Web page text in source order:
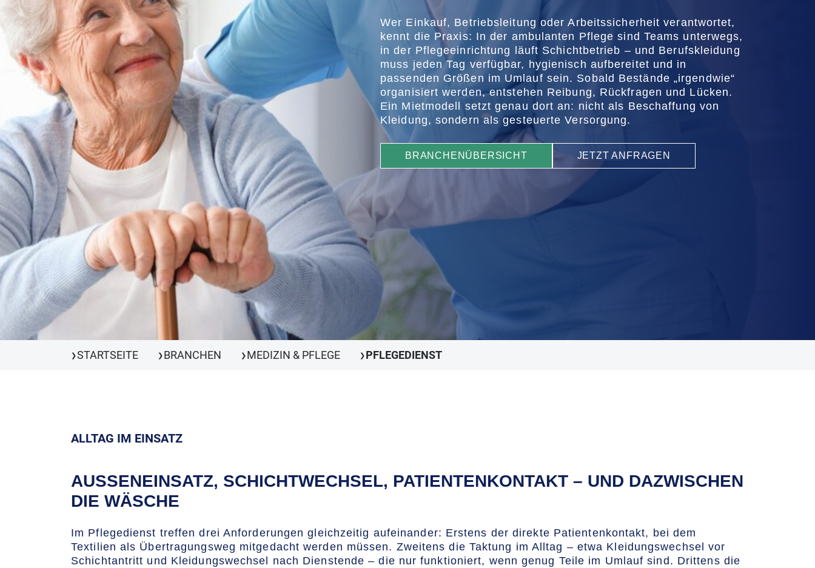
Wer Einkauf, Betriebsleitung oder Arbeitssicherheit verantwortet,
kennt die Praxis: In der ambulanten Pflege sind Teams unterwegs,
in der Pflegeeinrichtung läuft Schichtbetrieb – und Berufskleidung
muss jeden Tag verfügbar, hygienisch aufbereitet und in
passenden Größen im Umlauf sein. Sobald Bestände „irgendwie“
organisiert werden, entstehen Reibung, Rückfragen und Lücken.
Ein Mietmodell setzt genau dort an: nicht als Beschaffung von
Kleidung, sondern als gesteuerte Versorgung.
BRANCHENÜBERSICHT JETZT ANFRAGEN
❯STARTSEITE ❯ BRANCHEN ❯ MEDIZIN & PFLEGE ❯ PFLEGEDIENST
ALLTAG IM EINSATZ
AUSSENEINSATZ, SCHICHTWECHSEL, PATIENTENKONTAKT – UND DAZWISCHEN D
IE WÄSCHE
Im Pflegedienst treffen drei Anforderungen gleichzeitig aufeinander: Erstens der direkte Patientenkontakt, bei dem
Textilien als Übertragungsweg mitgedacht werden müssen. Zweitens die Taktung im Alltag – etwa Kleidungswechsel vor
Schichtantritt und Kleidungswechsel nach Dienstende – die nur funktioniert, wenn genug Teile im Umlauf sind. Drittens die